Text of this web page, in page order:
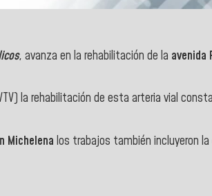
, avanza en la rehabilitación de la avenida
la rehabilitación de esta arteria vial
Michelena los trabajos también incluyeron